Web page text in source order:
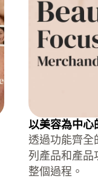
以美容為中心
透過功能齊全
列產品和產品
整個過程。